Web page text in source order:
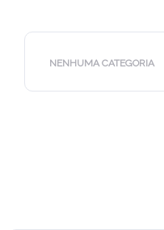
NENHUMA CATEGORIA